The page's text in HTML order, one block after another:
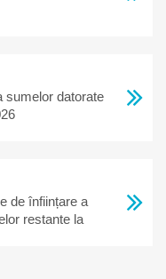
sumelor datorate
de înființare a
restante la